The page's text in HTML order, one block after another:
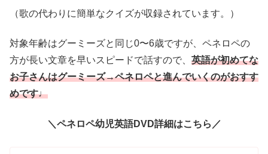
（歌の代わりに簡単なクイズが収録されています。）
対象年齢はグーミーズと同じ0〜6歳ですが、ペネロペの
方が長い文章を早いスピードで話すので、 英語が初めてな
お子さんはグーミーズ→ペネロペと進んでいくのがおすす
めです♩
＼ペネロペ幼児英語DVD詳細はこちら／